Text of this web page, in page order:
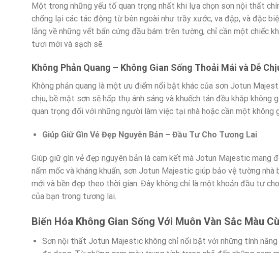
Một trong những yếu tố quan trọng nhất khi lựa chọn sơn nội thất
chống lại các tác động từ bên ngoài như trầy xước, va đập, và đặc
lắng về những vết bẩn cứng đầu bám trên tường, chỉ cần một chiếc
tươi mới và sạch sẽ.
Không Phản Quang – Không Gian Sống Thoải Mái và Dễ
Không phản quang là một ưu điểm nổi bật khác của sơn Jotun
chịu, bề mặt sơn sẽ hấp thụ ánh sáng và khuếch tán đều khắp
quan trọng đối với những người làm việc tại nhà hoặc cần một không
Giúp Giữ Gìn Vẻ Đẹp Nguyên Bản – Đầu Tư Cho Tương Lai
Giúp giữ gìn vẻ đẹp nguyên bản là cam kết mà Jotun Majestic mang
nấm mốc và kháng khuẩn, sơn Jotun Majestic giúp bảo vệ tường
mới và bền đẹp theo thời gian. Đây không chỉ là một khoản đầu tư
của bạn trong tương lai.
Biến Hóa Không Gian Sống Với Muôn Vàn Sắc Màu
Sơn nội thất Jotun Majestic không chỉ nổi bật với những tính